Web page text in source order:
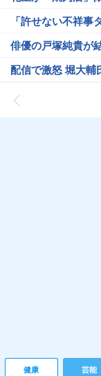
「許せない不祥事
俳優の戸塚純貴が
配信で激怒 堀大輔
健康 芸能